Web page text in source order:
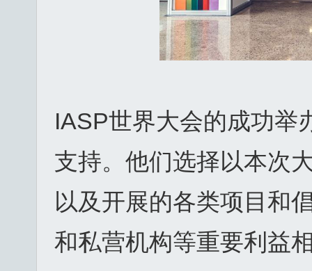
IASP世界大会的成功举
支持。他们选择以本次
以及开展的各类项目和
和私营机构等重要利益